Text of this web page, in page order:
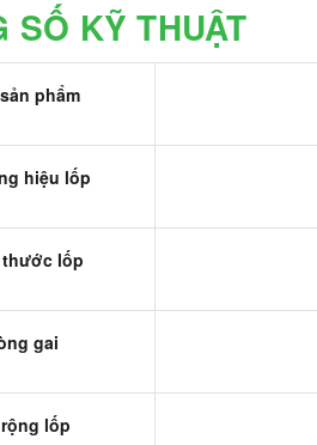
SỐ KỸ THUẬT
phẩm
hiệu lốp
lốp
gai
lốp